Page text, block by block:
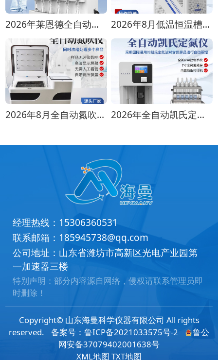
2026年莱恩德全自动蒸馏仪全型号对比选购指南 2026年8月低温恒温槽选购攻略 全生命周期成本对比
2026年8月全自动氮吹仪选购指南：各行业适配方案推荐 2026年全自动凯氏定氮仪选购指南 实验室选型全攻略
经理热线： 15306360531
联系邮箱： 185945738@qq.com
公司地址：山东省潍坊市高新区光电产业园第
一加速器三楼
特别声明：部分内容源自网络，侵权请联系管理员即
时删除！
Copyright© 山东海曼科学仪器有限公司 All rights
reserved.
备案号：鲁ICP备2021033575号-2
鲁公
网安备37079402001638号
XML地图 TXT地图